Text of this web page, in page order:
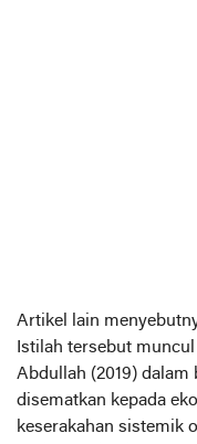
Artikel lain
Istilah tersebut
Abdullah (2019) dalam
disematkan kepada
keserakahan sistemik